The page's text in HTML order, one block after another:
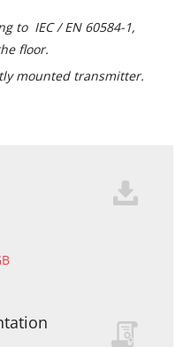
to IEC / EN 60584-1,
floor.
mounted transmitter.